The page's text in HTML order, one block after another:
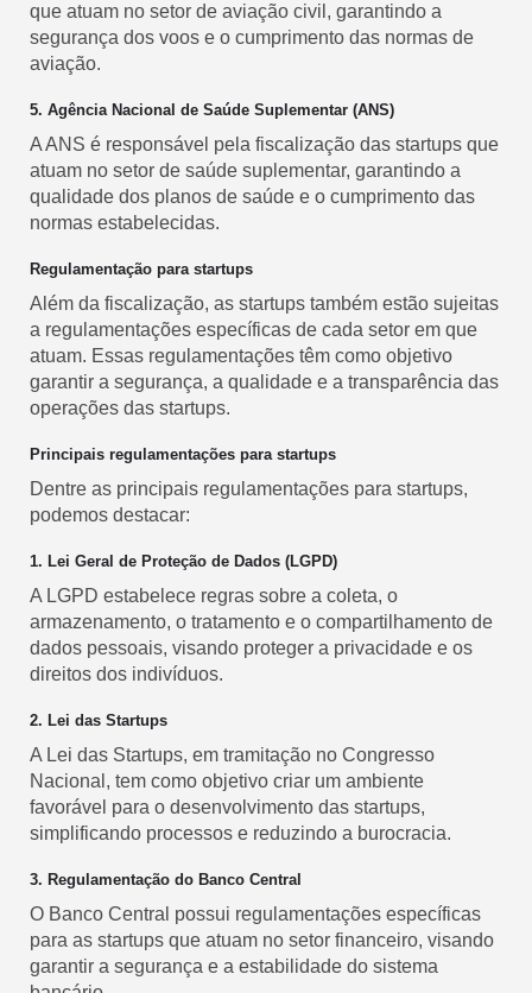
que atuam no setor de aviação civil, garantindo a
segurança dos voos e o cumprimento das normas de
aviação.
5. Agência Nacional de Saúde Suplementar (ANS)
A ANS é responsável pela fiscalização das startups que
atuam no setor de saúde suplementar, garantindo a
qualidade dos planos de saúde e o cumprimento das
normas estabelecidas.
Regulamentação para startups
Além da fiscalização, as startups também estão sujeitas
a regulamentações específicas de cada setor em que
atuam. Essas regulamentações têm como objetivo
garantir a segurança, a qualidade e a transparência das
operações das startups.
Principais regulamentações para startups
Dentre as principais regulamentações para startups,
podemos destacar:
1. Lei Geral de Proteção de Dados (LGPD)
A LGPD estabelece regras sobre a coleta, o
armazenamento, o tratamento e o compartilhamento de
dados pessoais, visando proteger a privacidade e os
direitos dos indivíduos.
2. Lei das Startups
A Lei das Startups, em tramitação no Congresso
Nacional, tem como objetivo criar um ambiente
favorável para o desenvolvimento das startups,
simplificando processos e reduzindo a burocracia.
3. Regulamentação do Banco Central
O Banco Central possui regulamentações específicas
para as startups que atuam no setor financeiro, visando
garantir a segurança e a estabilidade do sistema